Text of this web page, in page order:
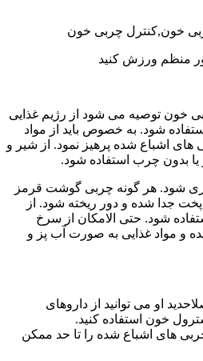
منظم ورزش کنید
خون توصیه می شود از رژیم غذایی
شود. به خصوص باید از مواد
اشباع شده پرهیز نمود. از شیر و
بدون چرب استفاده شود.
شود. هر گونه چربی گوشت قرمز
جدا شده و دور ریخته شود. از
شود. حتی الامکان از سرخ
و مواد غذایی به صورت آب پز و
او می توانید از داروهای
خون استفاده کنید.
های اشباع شده را تا حد ممکن